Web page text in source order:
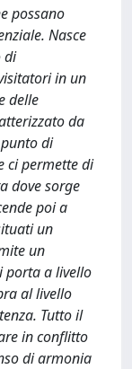
possano
Nasce
di
in un
delle
da
di
ci permette di
dove sorge
poi a
un
un
porta a livello
al livello
Tutto il
in conflitto
di armonia